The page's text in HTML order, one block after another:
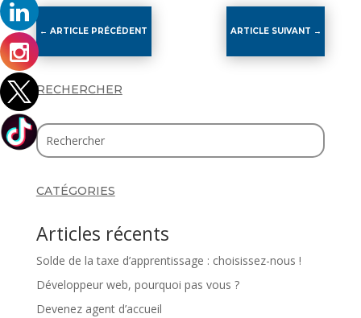
←ARTICLE PRÉCÉDENT ARTICLE SUIVANT →
RECHERCHER
CATÉGORIES
Articles récents
Solde de la taxe d’apprentissage : choisissez-nous !
Développeur web, pourquoi pas vous ?
Devenez agent d’accueil